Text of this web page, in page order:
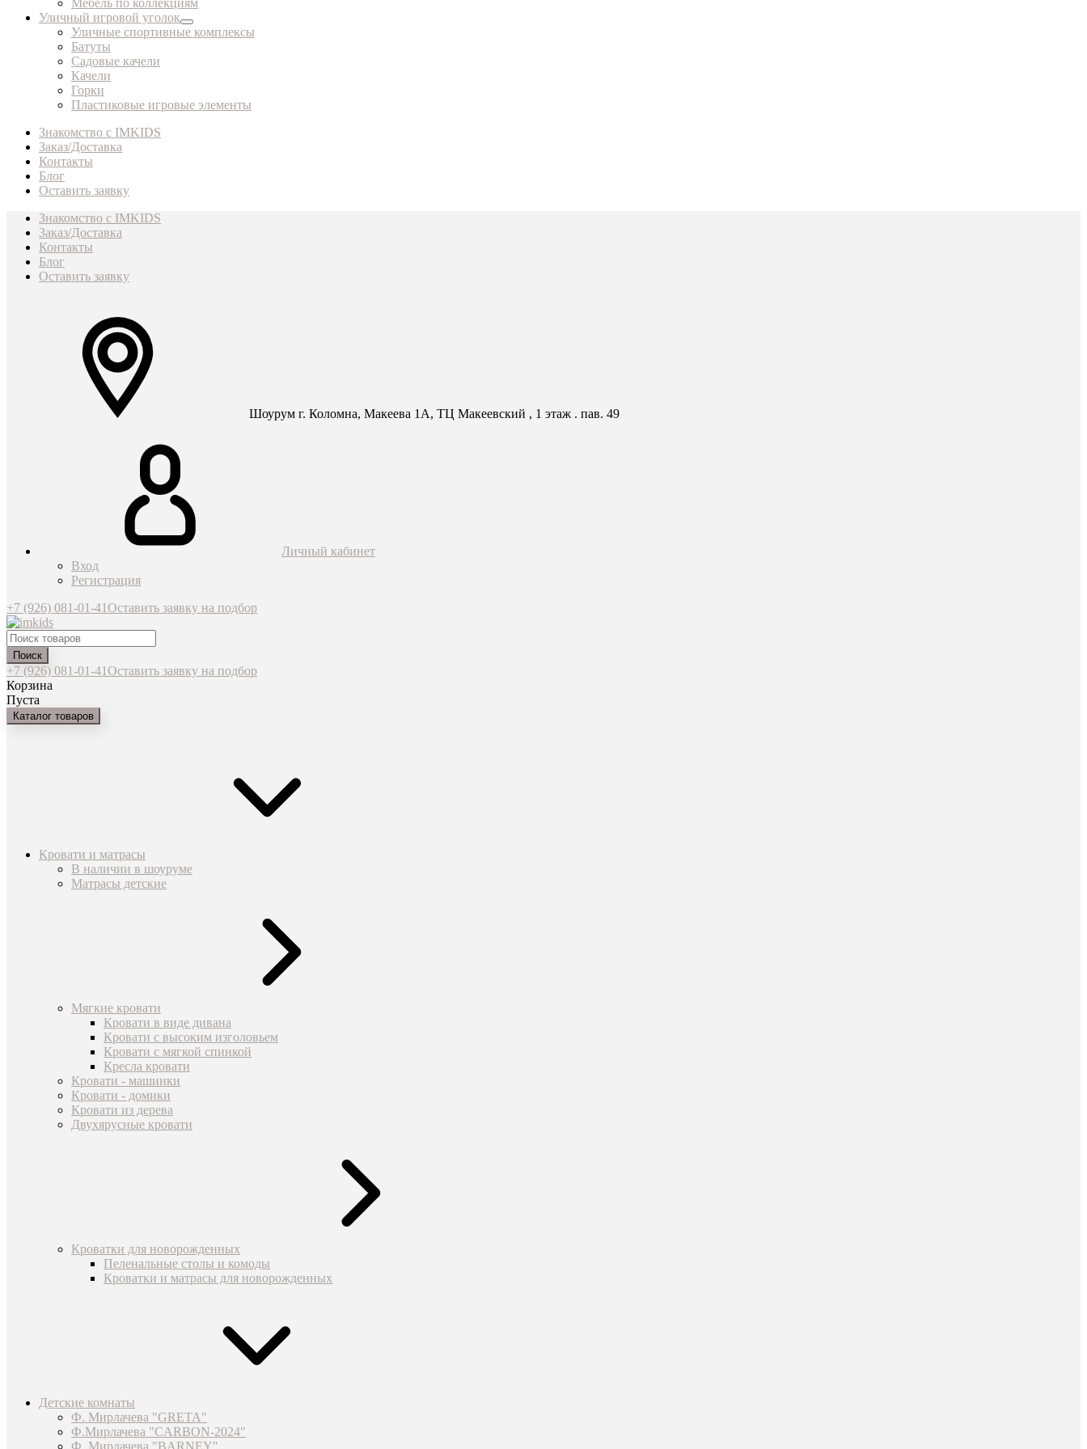
Мебель по коллекциям
Уличный игровой уголок
Уличные спортивные комплексы
Батуты
Садовые качели
Качели
Горки
Пластиковые игровые элементы
Знакомство с IMKIDS
Заказ/Доставка
Контакты
Блог
Оставить заявку
Знакомство с IMKIDS
Заказ/Доставка
Контакты
Блог
Оставить заявку
Шоурум г. Коломна, Макеева 1А, ТЦ Макеевский , 1 этаж . пав. 49
Личный кабинет
Вход
Регистрация
+7 (926) 081-01-41Оставить заявку на подбор
Поиск
+7 (926) 081-01-41Оставить заявку на подбор
Корзина
Пуста
Каталог товаров
Кровати и матрасы
В наличии в шоуруме
Матрасы детские
Мягкие кровати
Кровати в виде дивана
Кровати с высоким изголовьем
Кровати с мягкой спинкой
Кресла кровати
Кровати - машинки
Кровати - домики
Кровати из дерева
Двухярусные кровати
Кроватки для новорожденных
Пеленальные столы и комоды
Кроватки и матрасы для новорожденных
Детские комнаты
Ф. Мирлачева "GRETA"
Ф.Мирлачева "CARBON-2024"
Ф. Мирлачева "BARNEY"